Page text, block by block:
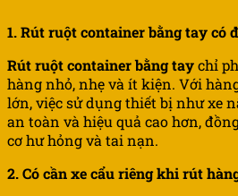
1. Rút ruột container bằng tay có
Rút ruột container bằng taychỉ
hàng nhỏ, nhẹ và ít kiện. Với
lớn, việc sử dụng thiết bị như xe
an toàn và hiệu quả cao hơn,
cơ hư hỏng và tai nạn.
2. Có cần xe cẩu riêng khi rút